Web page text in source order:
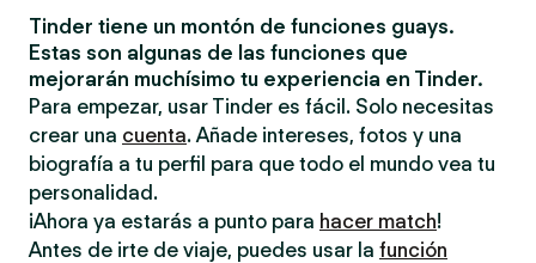
Tinder tiene un montón de funciones guays.
Estas son algunas de las funciones que
mejorarán muchísimo tu experiencia en Tinder.
Para empezar, usar Tinder es fácil. Solo necesitas
crear una cuenta. Añade intereses, fotos y una
biografía a tu perfil para que todo el mundo vea tu
personalidad.
¡Ahora ya estarás a punto para hacer match!
Antes de irte de viaje, puedes usar la función